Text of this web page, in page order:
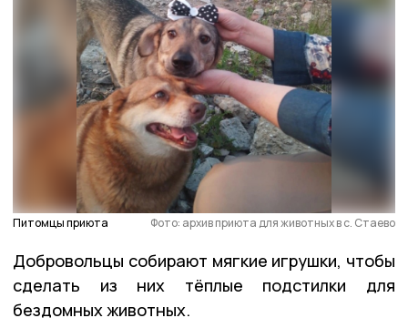
Питомцы приюта Фото: архив приюта для животных в с. Стаево
Добровольцы собирают мягкие игрушки, чтобы
сделать из них тёплые подстилки для
бездомных животных.